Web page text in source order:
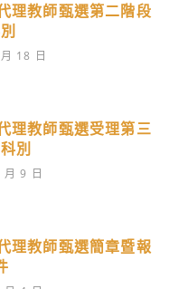
理教師甄選第二階段
18 日
理教師甄選受理第三
別
9 日
理教師甄選簡章暨報